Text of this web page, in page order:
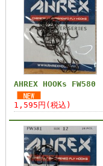
AHREX HOOKs FW580
1,595円(税込)